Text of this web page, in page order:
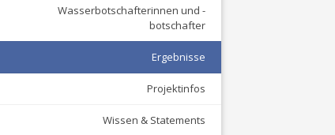
Wasserbotschafterinnen und -
botschafter
Ergebnisse
Projektinfos
Wissen & Statements